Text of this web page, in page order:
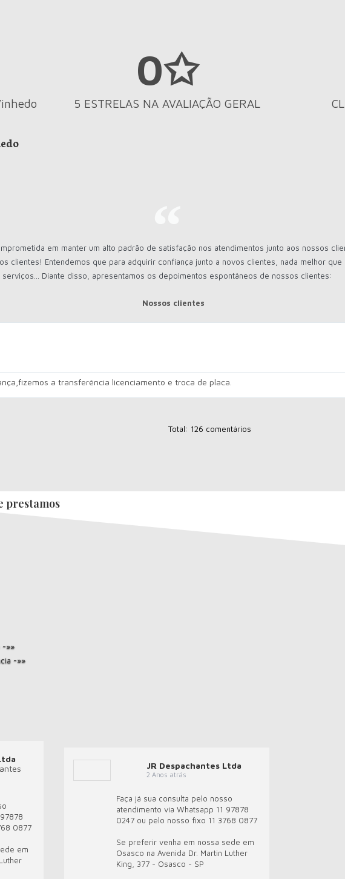
5 ESTRELAS NA AVALIAÇÃO GERAL
0✩
em manter um alto padrão de satisfação nos atendimentos junto aos nossos
clientes! Entendemos que para adquirir confiança junto a novos clientes, nada melhor
serviços... Diante disso, apresentamos os depoimentos espontâneos de nossos clientes:
Nossos clientes
a transferência licenciamento e troca de placa.
Total: 126 comentários
prestamos
-»»
-»»
0877
em
JR Despachantes Ltda
2 Anos atrás
Faça já sua consulta pelo nosso
atendimento via Whatsapp 11 97878
0247 ou pelo nosso fixo 11 3768 0877
Se preferir venha em nossa sede em
Osasco na Avenida Dr. Martin Luther
King, 377 - Osasco - SP